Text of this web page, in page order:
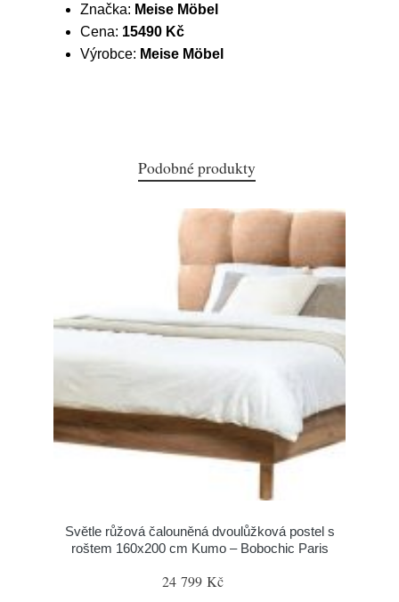
Značka: Meise Möbel
Cena: 15490 Kč
Výrobce: Meise Möbel
Podobné produkty
Světle růžová čalouněná dvoulůžková postel s
roštem 160x200 cm Kumo – Bobochic Paris
24 799 Kč